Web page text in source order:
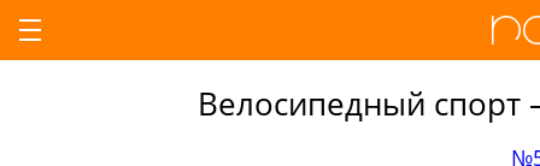
Велосипедный